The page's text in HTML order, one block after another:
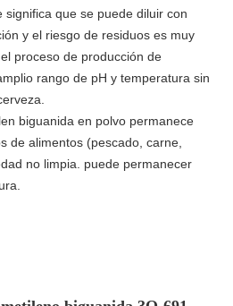
que se puede diluir con
y el riesgo de residuos es muy
proceso de producción de
rango de pH y temperatura sin
biguanida en polvo permanece
de alimentos (pescado, carne,
no limpia. puede permanecer